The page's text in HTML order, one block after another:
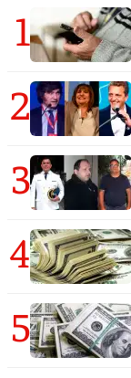
1
2
3
4
5